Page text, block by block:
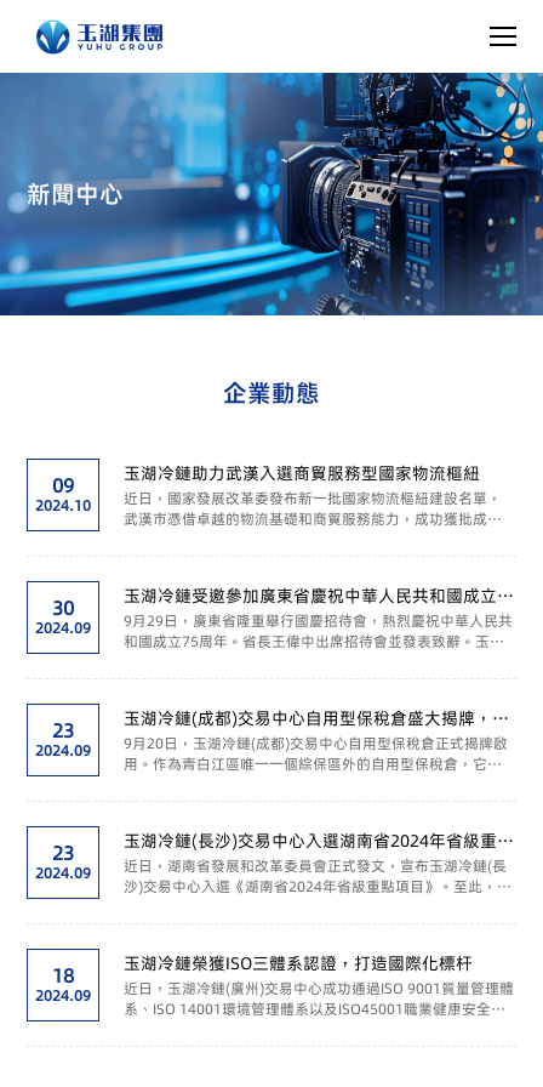
新聞中心
企業動態
09
2024.10
玉湖冷鏈助力武漢入選商貿服務型國家物流樞紐
近日，國家發展改革委發布新一批國家物流樞紐建設名單，
武漢市憑借卓越的物流基礎和商貿服務能力，成功獲批成為
樞紐重要組成部分，為武漢建設國家中心城市和國際消費中
30
2024.09
玉湖冷鏈受邀參加廣東省慶祝中華人民共和國成立
75周年招待會
9月29日，廣東省隆重舉行國慶招待會，熱烈慶祝中華人民共
和國成立75周年。省長王偉中出席招待會並發表致辭。玉湖
玉湖冷鏈受邀參與此次盛會。 王偉中代表廣東省委...
23
2024.09
玉湖冷鏈(成都)交易中心自用型保稅倉盛大揭牌，賦
能四川外向型經濟發展新格局
9月20日，玉湖冷鏈(成都)交易中心自用型保稅倉正式揭牌啟
用。作為青白江區唯一一個綜保區外的自用型保稅倉，它的
現，將有效促進區域國際貿易便利化，助力成都市及四川...
23
2024.09
玉湖冷鏈(長沙)交易中心入選湖南省2024年省級重點
項目
近日，湖南省發展和改革委員會正式發文，宣布玉湖冷鏈(長
沙)交易中心入選《湖南省2024年省級重點項目》。至此，玉
地省委政府對玉湖冷鏈的重視與支持，對其在推動區域和...
18
2024.09
玉湖冷鏈榮獲ISO三體系認證，打造國際化標杆
近日，玉湖冷鏈(廣州)交易中心成功通過ISO 9001質量管理體
系、ISO 14001環境管理體系以及ISO45001職業健康安全管
環境與綠色節能環保，以及員工職業健康安全管理體系...